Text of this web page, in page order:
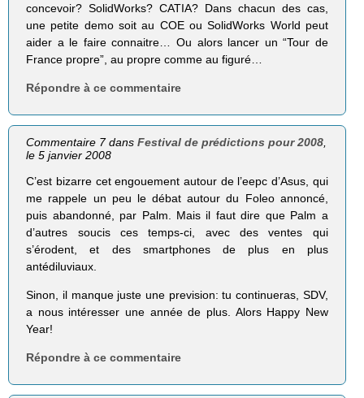
concevoir? SolidWorks? CATIA? Dans chacun des cas,
une petite demo soit au COE ou SolidWorks World peut
aider a le faire connaitre… Ou alors lancer un “Tour de
France propre”, au propre comme au figuré…
Répondre à ce commentaire
Commentaire 7 dansFestival de prédictions pour 2008
le 5 janvier 2008
C’est bizarre cet engouement autour de l’eepc d’Asus, qui
me rappele un peu le débat autour du Foleo annoncé,
puis abandonné, par Palm. Mais il faut dire que Palm a
d’autres soucis ces temps-ci, avec des ventes qui
s’érodent, et des smartphones de plus en plus
antédiluviaux.
Sinon, il manque juste une prevision: tu continueras, SDV,
a nous intéresser une année de plus. Alors Happy New
Year!
Répondre à ce commentaire